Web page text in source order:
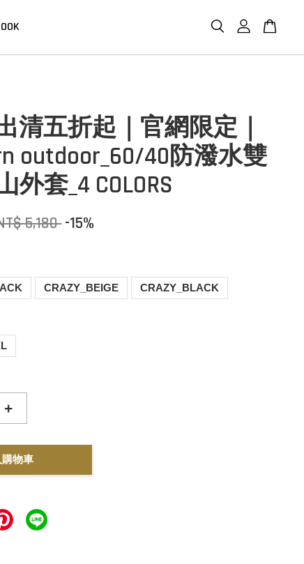
清五折起｜官網限定｜
outdoor_60/40防潑水雙
外套_4 COLORS
5,180-15%
CRAZY_BEIGE CRAZY_BLACK
+
物車